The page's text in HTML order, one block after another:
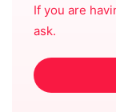
If you are
ask.